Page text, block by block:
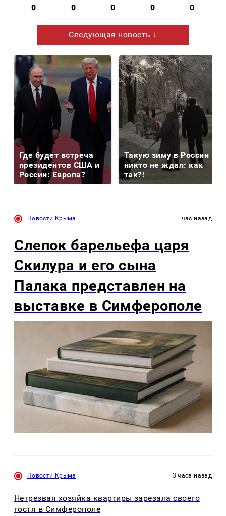
0 0 0 0 0
Следующая новость ↓
Где будет встреча
президентов США и
России: Европа?
Такую зиму в России
никто не ждал: как
так?!
Новости Крыма час назад
Слепок барельефа царя
Скилура и его сына
Палака представлен на
выставке в Симферополе
Новости Крыма 3 часа назад
Нетрезвая хозяйка квартиры зарезала своего
гостя в Симферополе